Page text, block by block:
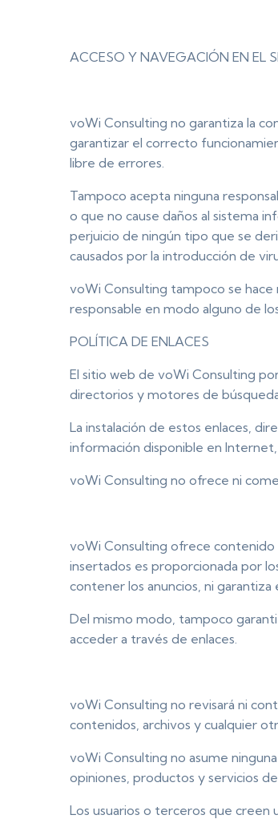
ACCESO Y NAVEGACIÓN EN EL
voWi Consulting no garantiza la
garantizar el correcto
libre de errores.
Tampoco acepta ninguna
o que no cause daños al sistema
perjuicio de ningún tipo que se
causados por la introducción de
voWi Consulting tampoco se hace
responsable en modo alguno de
POLÍTICA DE ENLACES
El sitio web de voWi Consulting
directorios y motores de
La instalación de estos enlaces,
información disponible en
voWi Consulting no ofrece ni
voWi Consulting ofrece contenido
insertados es proporcionada por
contener los anuncios, ni
Del mismo modo, tampoco
acceder a través de enlaces.
voWi Consulting no revisará ni
contenidos, archivos y cualquier
voWi Consulting no asume
opiniones, productos y servicios
Los usuarios o terceros que